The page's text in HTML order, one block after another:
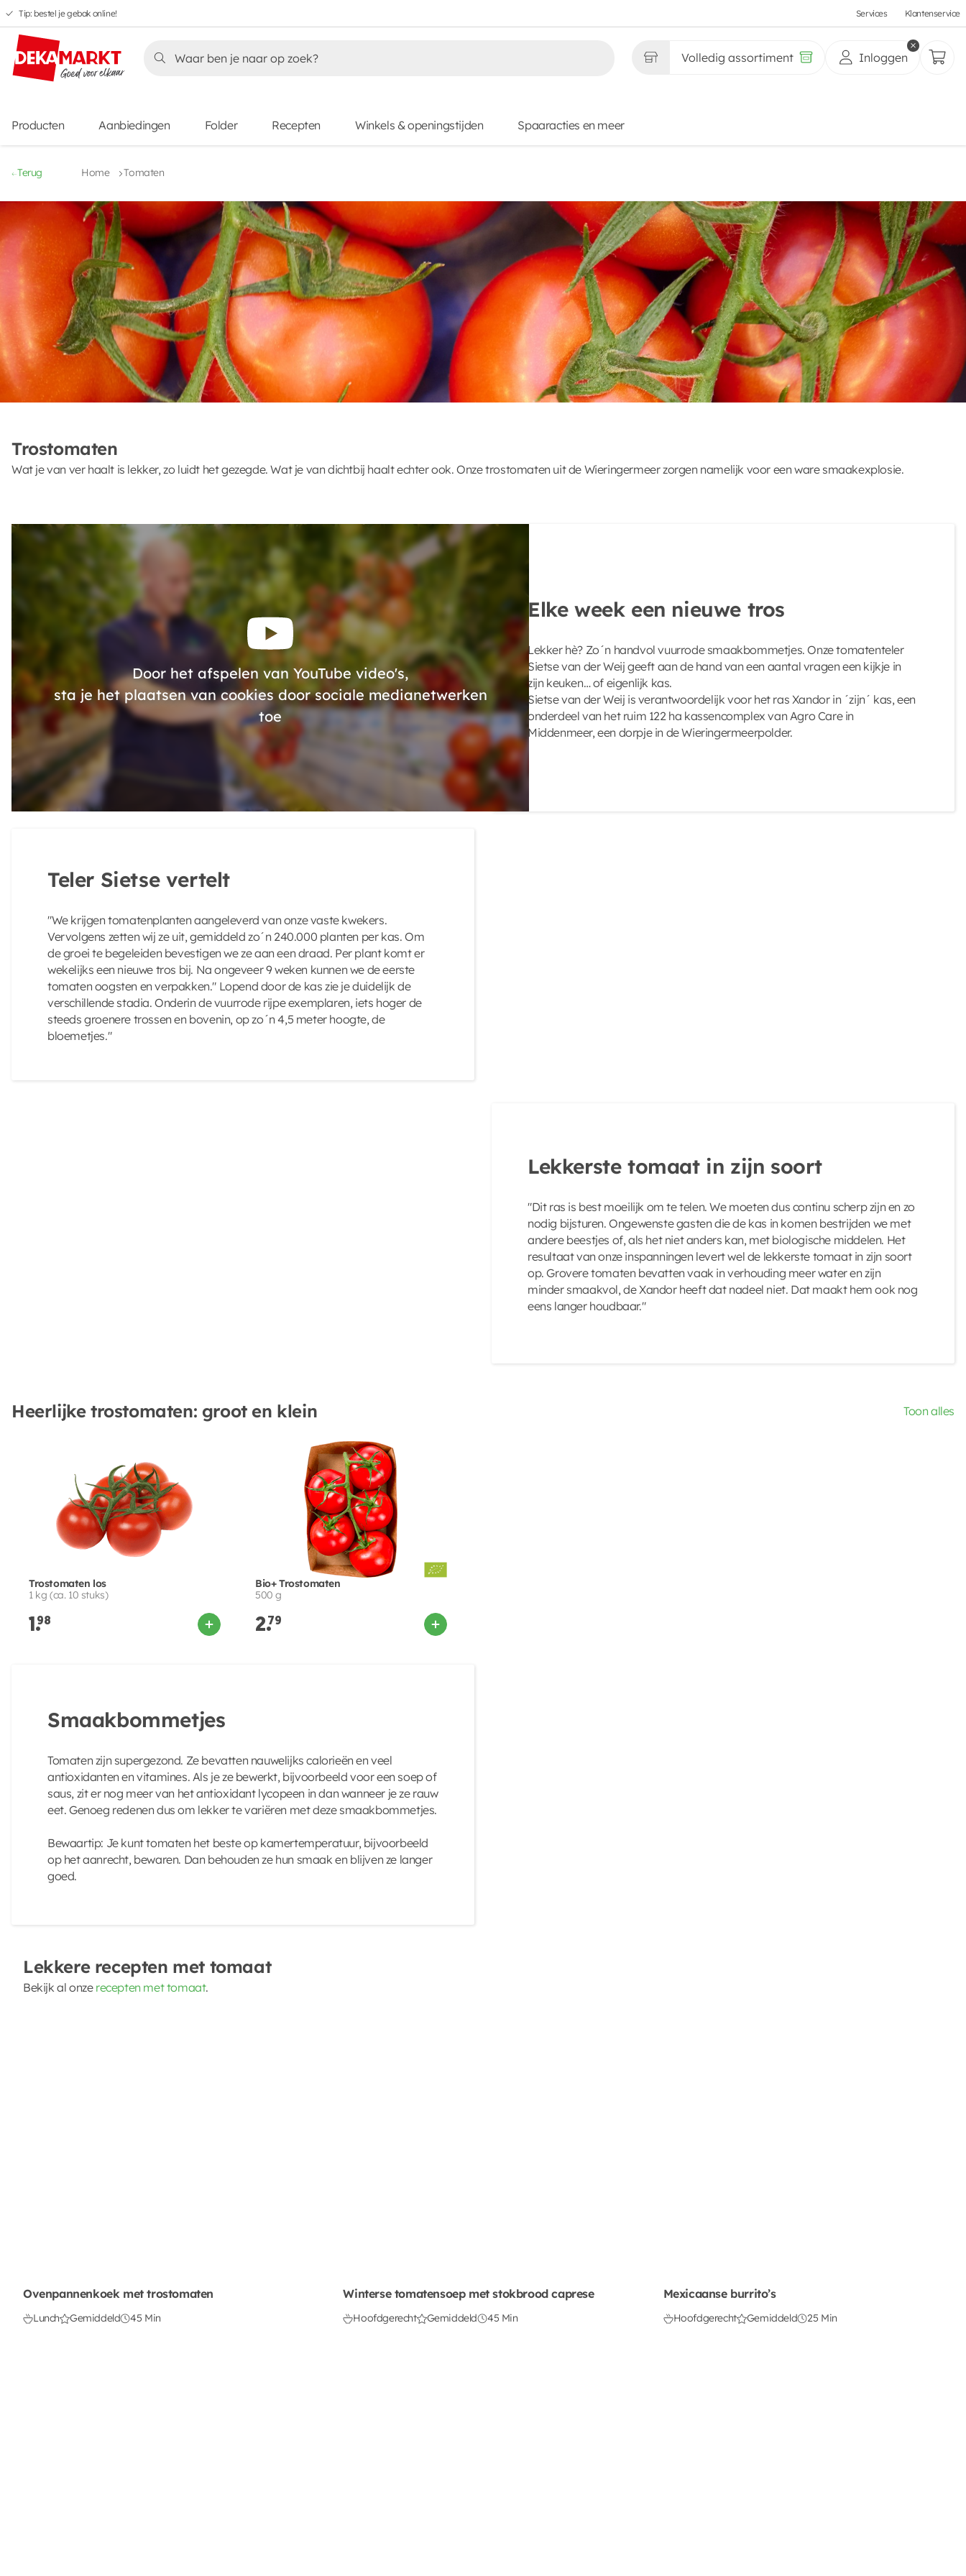
Overslaan
naar
hoofdnavigatie
Overslaan
naar
hoofdinhoud
Overslaan
naar
voettekstinhoud
Overslaan
naar
aanbiedingen
Tip: bestel je gebak online! Services Klantenservice
Volledig assortiment Inloggen
Producten Aanbiedingen Folder Recepten Winkels & openingstijden Spaaracties en meer
Terug Home Tomaten
Trostomaten
Wat je van ver haalt is lekker, zo luidt het gezegde. Wat je van dichtbij haalt echter ook. Onze trostomaten uit de Wieringermeer zorgen namelijk voor een ware smaakexplosie.
Door het afspelen van YouTube video's,
sta je het plaatsen van cookies door sociale medianetwerken
toe
Elke week een nieuwe tros
Lekker hè? Zo´n handvol vuurrode smaakbommetjes. Onze tomatenteler
Sietse van der Weij geeft aan de hand van een aantal vragen een kijkje in
zijn keuken… of eigenlijk kas.
Sietse van der Weij is verantwoordelijk voor het ras Xandor in ´zijn´ kas, een
onderdeel van het ruim 122 ha kassencomplex van Agro Care in
Middenmeer, een dorpje in de Wieringermeerpolder.
Teler Sietse vertelt
"We krijgen tomatenplanten aangeleverd van onze vaste kwekers.
Vervolgens zetten wij ze uit, gemiddeld zo´n 240.000 planten per kas. Om
de groei te begeleiden bevestigen we ze aan een draad. Per plant komt er
wekelijks een nieuwe tros bij. Na ongeveer 9 weken kunnen we de eerste
tomaten oogsten en verpakken." Lopend door de kas zie je duidelijk de
verschillende stadia. Onderin de vuurrode rijpe exemplaren, iets hoger de
steeds groenere trossen en bovenin, op zo´n 4,5 meter hoogte, de
bloemetjes."
Lekkerste tomaat in zijn soort
"Dit ras is best moeilijk om te telen. We moeten dus continu scherp zijn en zo
nodig bijsturen. Ongewenste gasten die de kas in komen bestrijden we met
andere beestjes of, als het niet anders kan, met biologische middelen. Het
resultaat van onze inspanningen levert wel de lekkerste tomaat in zijn soort
op. Grovere tomaten bevatten vaak in verhouding meer water en zijn
minder smaakvol, de Xandor heeft dat nadeel niet. Dat maakt hem ook nog
eens langer houdbaar."
Heerlijke trostomaten: groot en klein Toon alles
Trostomaten los
1 kg (ca. 10 stuks)
1.98
Bio+ Trostomaten
500 g
2.79
Smaakbommetjes
Tomaten zijn supergezond. Ze bevatten nauwelijks calorieën en veel
antioxidanten en vitamines. Als je ze bewerkt, bijvoorbeeld voor een soep of
saus, zit er nog meer van het antioxidant lycopeen in dan wanneer je ze rauw
eet. Genoeg redenen dus om lekker te variëren met deze smaakbommetjes.
Bewaartip: Je kunt tomaten het beste op kamertemperatuur, bijvoorbeeld
op het aanrecht, bewaren. Dan behouden ze hun smaak en blijven ze langer
goed.
Lekkere recepten met tomaat
Bekijk al onze recepten met tomaat.
Ovenpannenkoek met trostomaten
Lunch Gemiddeld 45 Min
Winterse tomatensoep met stokbrood caprese
Hoofdgerecht Gemiddeld 45 Min
Mexicaanse burrito’s
Hoofdgerecht Gemiddeld 25 Min